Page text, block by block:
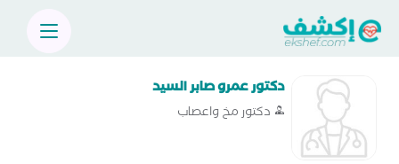
دكتور عمرو صابر السيد
دكتور مخ واعصاب